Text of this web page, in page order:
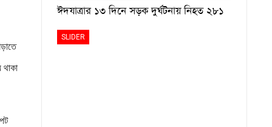
ঈদযাত্রার ১৩ দিনে সড়ক দুর্ঘটনায় নিহত ২৮১
SLIDER